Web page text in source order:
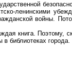
ленинскими
войны.
книга. Поэтому,
библиотеках города.